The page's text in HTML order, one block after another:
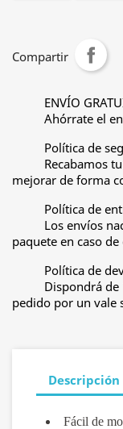
Compartir
ENVÍO
Ahórrate el
Política de
Recabamos
mejorar de forma
Política de
Los envíos
paquete en caso
Política de
Dispondrá de
pedido por un vale
Descripción
Fácil de